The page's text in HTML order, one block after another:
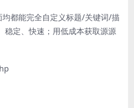
都能完全自定义标题/关键词/描
稳定、快速；用低成本获取源源